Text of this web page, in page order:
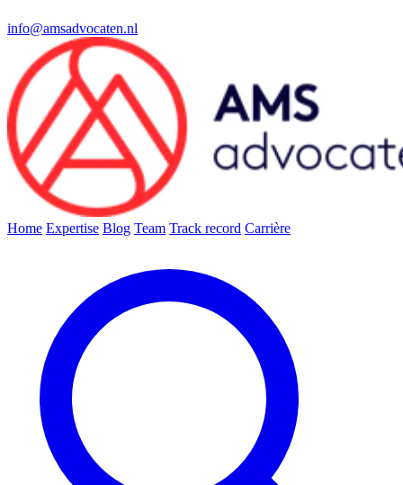
info@amsadvocaten.nl
Home Expertise Blog Team Track record Carrière